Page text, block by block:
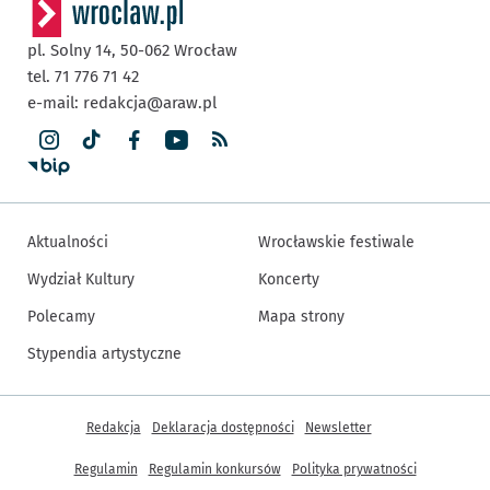
pl. Solny 14, 50-062 Wrocław
tel. 71 776 71 42
e-mail: redakcja@araw.pl
Aktualności
Wydział Kultury
Polecamy
Stypendia artystyczne
Wrocławskie festiwale
Koncerty
Mapa strony
Inne informacje
Redakcja Deklaracja dostępności Newsletter
Regulamin Regulamin konkursów Polityka prywatności